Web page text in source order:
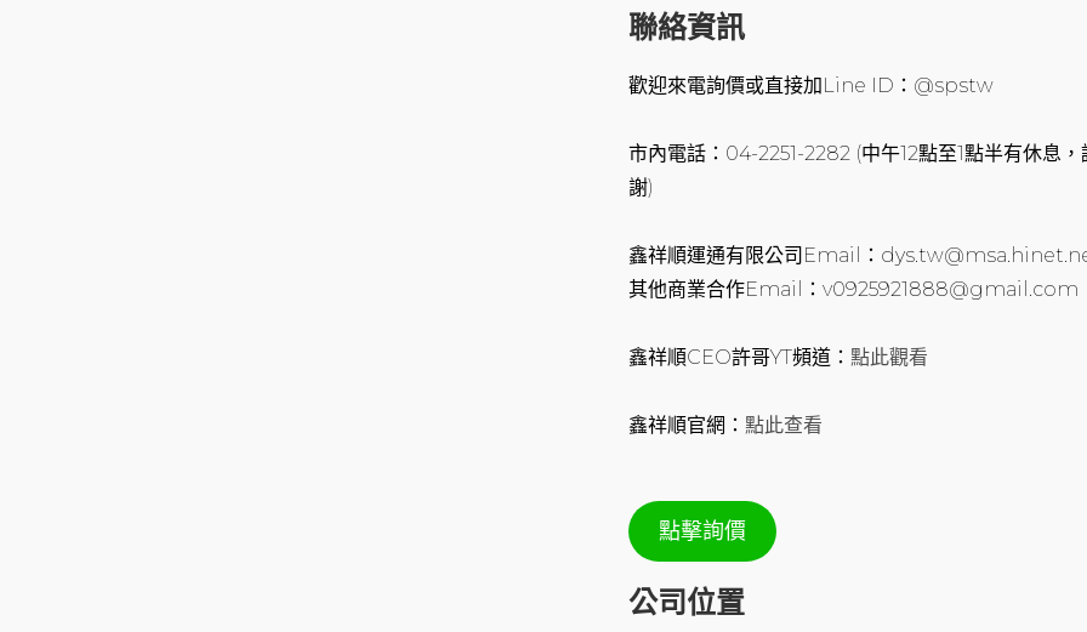
聯絡資訊
歡迎來電詢價或直接加Line ID：@spstw
市內電話：04-2251-2282 (中午12點至1點半有休息
謝)
鑫祥順運通有限公司Email：
其他商業合作Email：v0925921888@gmail.com
鑫祥順CEO許哥YT頻道： 點此觀看
鑫祥順官網： 點此查看
點擊詢價
公司位置